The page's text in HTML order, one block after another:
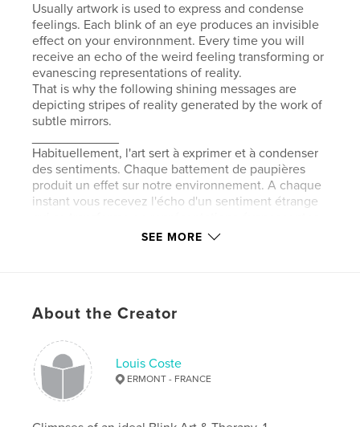
Usually artwork is used to express and condense
feelings. Each blink of an eye produces an invisible
effect on your environnment. Every time you will
receive an echo of the weird feeling transforming or
evanescing representations of reality.
That is why the following shining messages are
depicting stripes of reality generated by the work of
subtle mirrors.
Habituellement, l'art sert à exprimer et à condenser
des sentiments. Chaque battement de paupières
produit un effet sur notre environnement. A chaque
instant vous recevez l'écho d'un sentiment étrange
Les messages scintillants qui suivent décrivent les
Author website
Features & Details
Primary Category:
SEE MORE
About the Creator
Louis Coste
ERMONT - FRANCE